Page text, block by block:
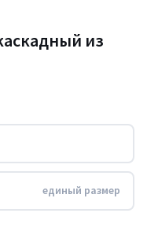
из
единый размер